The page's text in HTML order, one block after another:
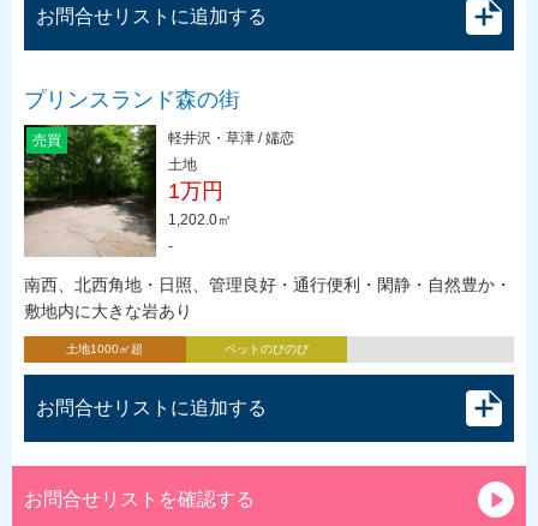
お問合せリストに追加する
プリンスランド森の街
売買
軽井沢・草津 / 嬬恋
土地
1万円
1,202.0㎡
-
南西、北西角地・日照、管理良好・通行便利・閑静・自然豊か・
敷地内に大きな岩あり
土地1000㎡超 ペットのびのび
お問合せリストに追加する
お問合せリストを確認する